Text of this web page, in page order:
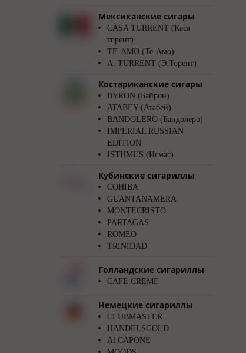
Мексиканские сигары
CASA TURRENT (Каса
торент)
TE-AMO (Те-Амо)
A. TURRENT (Э.Торент)
Костариканские сигары
BYRON (Байрон)
ATABEY (Атабей)
BANDOLERO (Бандолеро)
IMPERIAL RUSSIAN
EDITION
ISTHMUS (Исмас)
Кубинские сигариллы
COHIBA
GUANTANAMERA
MONTECRISTO
PARTAGAS
ROMEO
TRINIDAD
Голландские сигариллы
CAFE CREME
Немецкие сигариллы
CLUBMASTER
HANDELSGOLD
Al CAPONE